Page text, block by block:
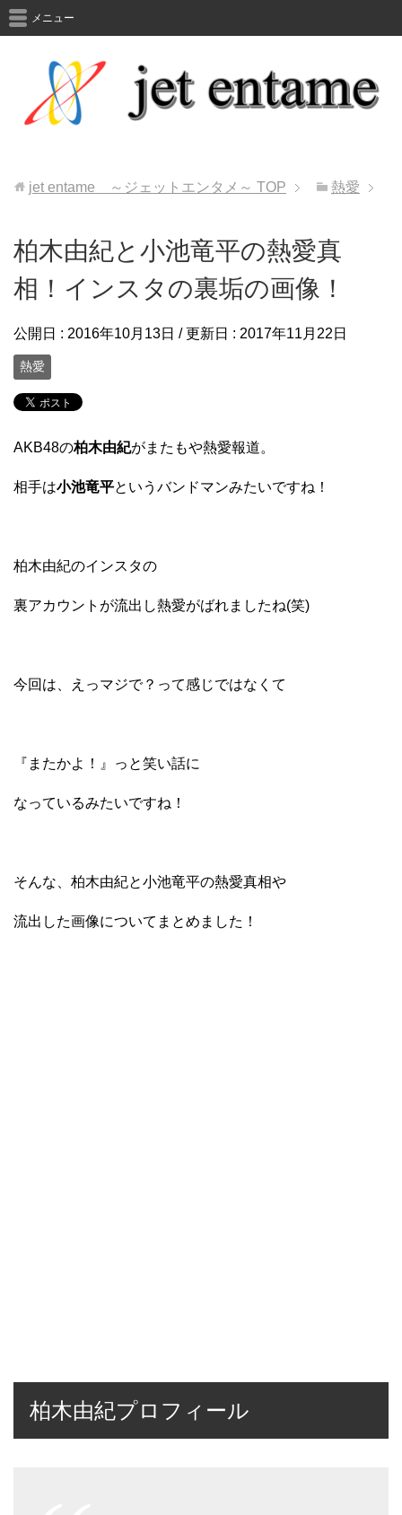
メニュー
jet entame ～ジェットエンタメ～ TOP 熱愛
柏木由紀と小池竜平の熱愛真
相！インスタの裏垢の画像！
公開日 : 2016年10月13日 / 更新日 : 2017年11月22日
熱愛
AKB48の柏木由紀がまたもや熱愛報道。
相手は小池竜平というバンドマンみたいですね！
柏木由紀のインスタの
裏アカウントが流出し熱愛がばれましたね(笑)
今回は、えっマジで？って感じではなくて
『またかよ！』っと笑い話に
なっているみたいですね！
そんな、柏木由紀と小池竜平の熱愛真相や
流出した画像についてまとめました！
柏木由紀プロフィール